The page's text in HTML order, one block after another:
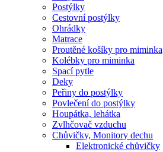
Postýlky
Cestovní postýlky
Ohrádky
Matrace
Proutěné košíky pro miminka
Kolébky pro miminka
Spací pytle
Deky
Peřiny do postýlky
Povlečení do postýlky
Houpátka, lehátka
Zvlhčovač vzduchu
Chůvičky, Monitory dechu
Elektronické chůvičky